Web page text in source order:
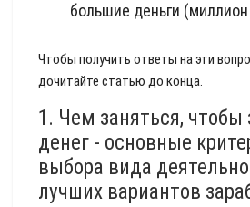
большие деньги
Чтобы получить ответы на эти
дочитайте статью до конца.
1. Чем заняться, чтобы
денег - основные
выбора вида
лучших вариантов